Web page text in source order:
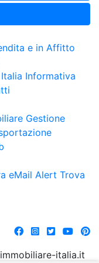
Informativa
Gestione
eMail Alert Trova
italia.it